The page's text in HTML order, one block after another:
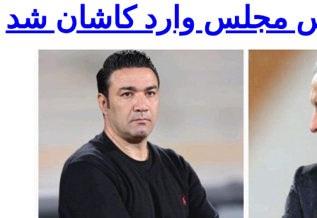
مجلس وارد کاشان شد